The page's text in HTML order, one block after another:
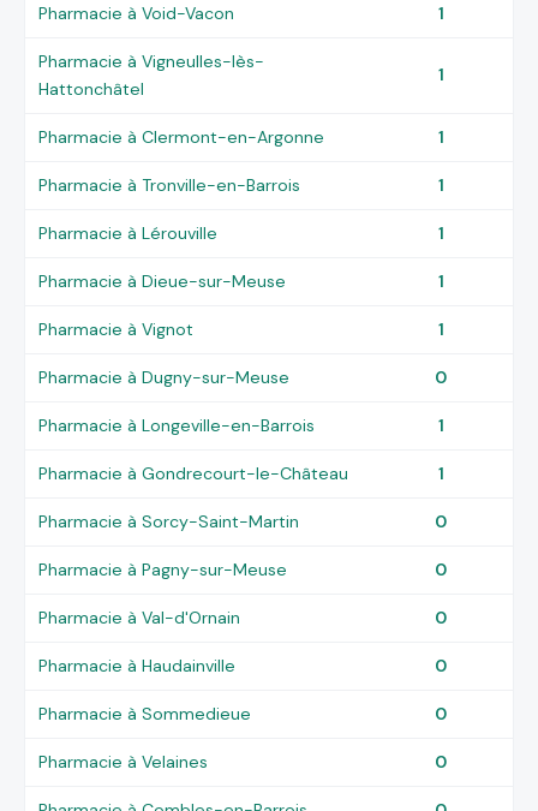
Pharmacie à Void-Vacon 1
Pharmacie à Vigneulles-lès-
Hattonchâtel
1
Pharmacie à Clermont-en-Argonne 1
Pharmacie à Tronville-en-Barrois 1
Pharmacie à Lérouville 1
Pharmacie à Dieue-sur-Meuse 1
Pharmacie à Vignot 1
Pharmacie à Dugny-sur-Meuse 0
Pharmacie à Longeville-en-Barrois 1
Pharmacie à Gondrecourt-le-Château 1
Pharmacie à Sorcy-Saint-Martin 0
Pharmacie à Pagny-sur-Meuse 0
Pharmacie à Val-d'Ornain 0
Pharmacie à Haudainville 0
Pharmacie à Sommedieue 0
Pharmacie à Velaines 0